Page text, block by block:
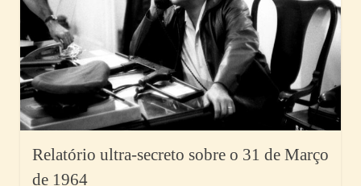
Relatório ultra-secreto sobre o 31 de Março
de 1964